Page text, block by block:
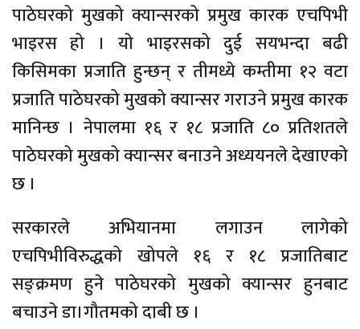
पाठेघरको मुखको क्यान्सरको प्रमुख कारक एचपिभी
भाइरस हो । यो भाइरसको दुई सयभन्दा बढी
किसिमका प्रजाति हुन्छन् र तीमध्ये कम्तीमा १२ वटा
प्रजाति पाठेघरको मुखको क्यान्सर गराउने प्रमुख कारक
मानिन्छ । नेपालमा १६ र १८ प्रजाति ८० प्रतिशतले
पाठेघरको मुखको क्यान्सर बनाउने अध्ययनले देखाएको
छ ।
सरकारले अभियानमा लगाउन लागेको
एचपिभीविरुद्धको खोपले १६ र १८ प्रजातिबाट
सङ्क्रमण हुने पाठेघरको मुखको क्यान्सर हुनबाट
बचाउने डा।गौतमको दाबी छ ।